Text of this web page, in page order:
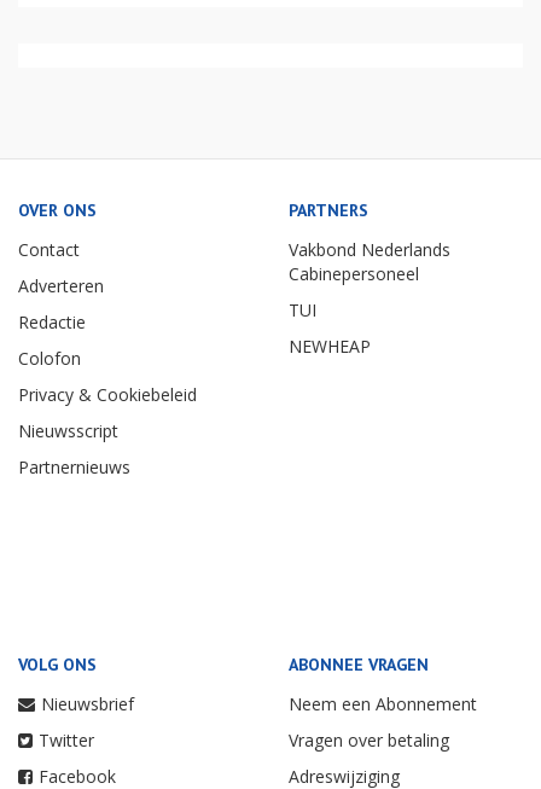
OVER ONS
Contact
Adverteren
Redactie
Colofon
Privacy & Cookiebeleid
Nieuwsscript
Partnernieuws
PARTNERS
Vakbond Nederlands
Cabinepersoneel
TUI
NEWHEAP
VOLG ONS
Nieuwsbrief
Twitter
Facebook
ABONNEE VRAGEN
Neem een Abonnement
Vragen over betaling
Adreswijziging